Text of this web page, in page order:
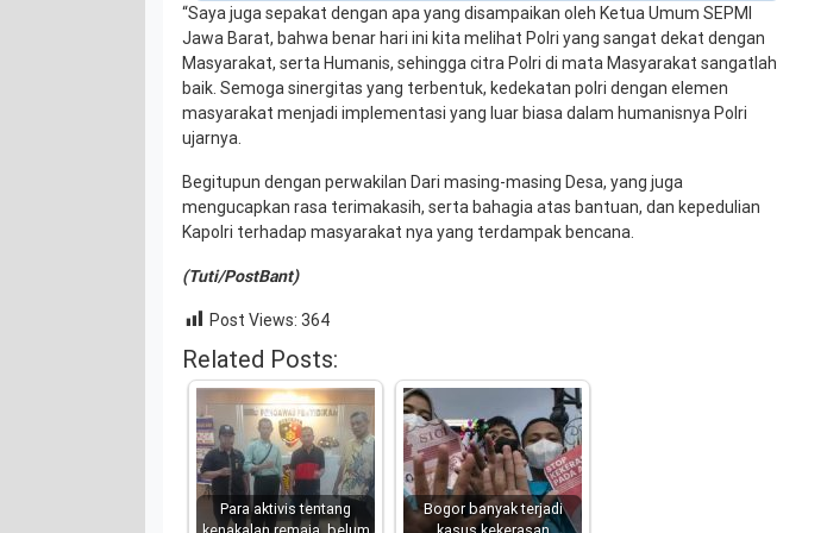
“Saya juga sepakat dengan apa yang disampaikan oleh Ketua Umum SEPMI
Jawa Barat, bahwa benar hari ini kita melihat Polri yang sangat dekat dengan
Masyarakat, serta Humanis, sehingga citra Polri di mata Masyarakat sangatlah
baik. Semoga sinergitas yang terbentuk, kedekatan polri dengan elemen
masyarakat menjadi implementasi yang luar biasa dalam humanisnya Polri
ujarnya.
Begitupun dengan perwakilan Dari masing-masing Desa, yang juga
mengucapkan rasa terimakasih, serta bahagia atas bantuan, dan kepedulian
Kapolri terhadap masyarakat nya yang terdampak bencana.
(Tuti/PostBant)
Post Views: 364
Related Posts:
Para aktivis tentang
Bogor banyak terjadi